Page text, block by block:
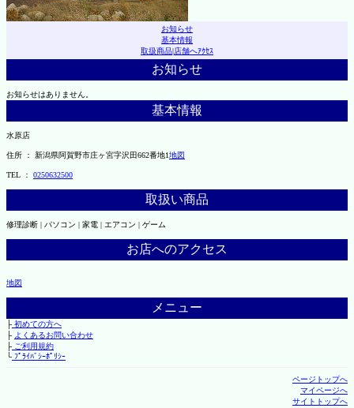
お知らせ
基本情報
取扱商品|店舗へｱｸｾｽ
お知らせ
お知らせはありません。
基本情報
水原店
住所 ： 新潟県阿賀野市庄ヶ宮字沢田662番地1地図
TEL ： 0250632500
取扱い商品
修理診断 | パソコン | 家電 | エアコン | ゲーム
お店へのアクセス
地図
メニュー
├初めての方へ
├ よくあるお問い合わせ
├ご利用規約
└ﾌﾟﾗｲﾊﾞｼｰﾎﾟﾘｼｰ
ページトップへ
マイページへ
サイトトップへ